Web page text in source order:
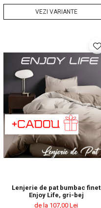
VEZI VARIANTE
Lenjerie de pat bumbac finet
Enjoy Life, gri-bej
de la 107,00 Lei